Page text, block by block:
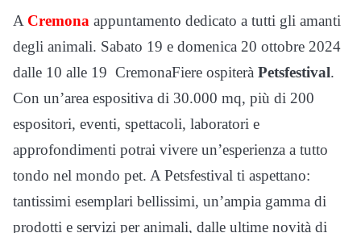
A Cremona appuntamento dedicato a tutti gli amanti
degli animali. Sabato 19 e domenica 20 ottobre 2024
dalle 10 alle 19 CremonaFiere ospiterà Petsfestival.
Con un’area espositiva di 30.000 mq, più di 200
espositori, eventi, spettacoli, laboratori e
approfondimenti potrai vivere un’esperienza a tutto
tondo nel mondo pet. A Petsfestival ti aspettano:
tantissimi esemplari bellissimi, un’ampia gamma di
prodotti e servizi per animali, dalle ultime novità di